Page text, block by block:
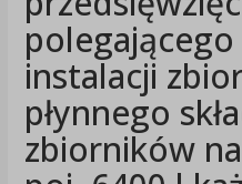
instalacji
płynnego
zbiorników